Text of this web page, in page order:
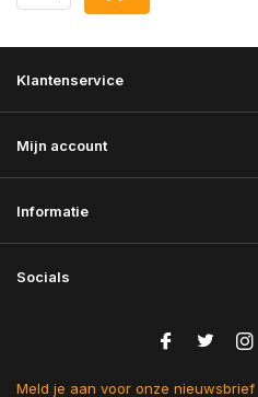
Klantenservice
Mijn account
Informatie
Socials
Meld je aan voor onze nieuwsbrief